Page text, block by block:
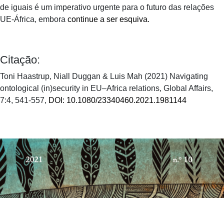
de iguais é um imperativo urgente para o futuro das relações
UE-África, embora continue a ser esquiva.
Citação:
Toni Haastrup, Niall Duggan & Luis Mah (2021) Navigating
ontological (in)security in EU–Africa relations, Global Affairs,
7:4, 541-557, DOI: 10.1080/23340460.2021.1981144